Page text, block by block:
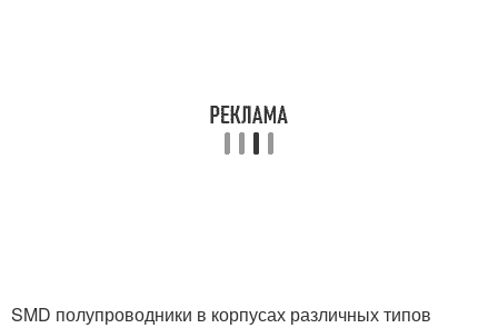
SMD полупроводники в корпусах различных типов